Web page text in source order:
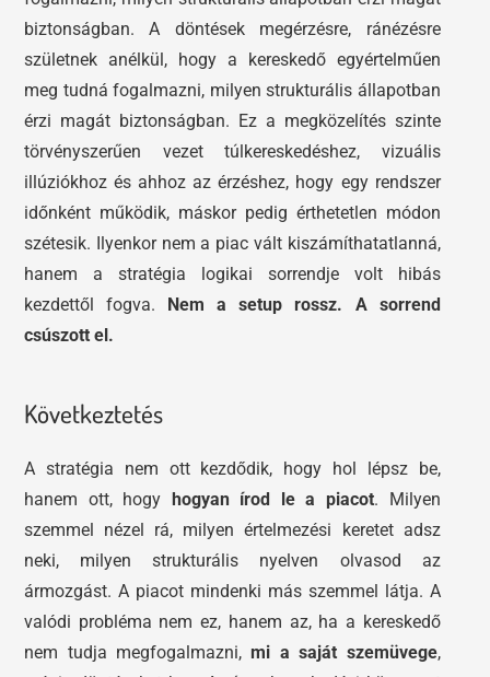
biztonságban. A döntések megérzésre, ránézésre
születnek anélkül, hogy a kereskedő egyértelműen
meg tudná fogalmazni, milyen strukturális állapotban
érzi magát biztonságban. Ez a megközelítés szinte
törvényszerűen vezet túlkereskedéshez, vizuális
illúziókhoz és ahhoz az érzéshez, hogy egy rendszer
időnként működik, máskor pedig érthetetlen módon
szétesik. Ilyenkor nem a piac vált kiszámíthatatlanná,
hanem a stratégia logikai sorrendje volt hibás
kezdettől fogva. Nem a setup rossz. A sorrend
csúszott el.
Következtetés
A stratégia nem ott kezdődik, hogy hol lépsz be,
hanem ott, hogy hogyan írod le a piacot. Milyen
szemmel nézel rá, milyen értelmezési keretet adsz
neki, milyen strukturális nyelven olvasod az
ármozgást. A piacot mindenki más szemmel látja. A
valódi probléma nem ez, hanem az, ha a kereskedő
nem tudja megfogalmazni,mi a saját szemüvege,